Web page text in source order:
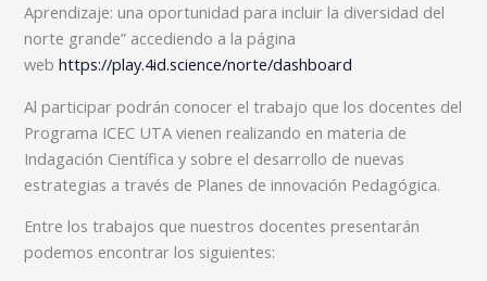
Aprendizaje: una oportunidad para incluir la diversidad del
norte grande” accediendo a la página
webhttps://play.4id.science/norte/dashboard
Al participar podrán conocer el trabajo que los docentes del
Programa ICEC UTA vienen realizando en materia de
Indagación Científica y sobre el desarrollo de nuevas
estrategias a través de Planes de innovación Pedagógica.
Entre los trabajos que nuestros docentes presentarán
podemos encontrar los siguientes: